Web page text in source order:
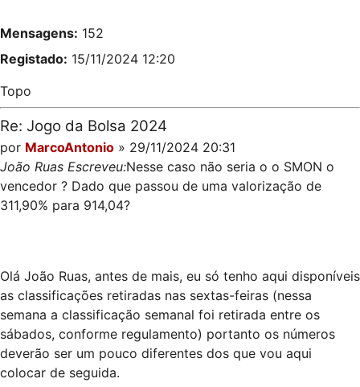
Mensagens: 152
Registado: 15/11/2024 12:20
Topo
Re: Jogo da Bolsa 2024
por MarcoAntonio » 29/11/2024 20:31
João Ruas Escreveu:Nesse caso não seria o o SMON o
vencedor ? Dado que passou de uma valorização de
311,90% para 914,04?
Olá João Ruas, antes de mais, eu só tenho aqui disponíveis
as classificações retiradas nas sextas-feiras (nessa
semana a classificação semanal foi retirada entre os
sábados, conforme regulamento) portanto os números
deverão ser um pouco diferentes dos que vou aqui
colocar de seguida.